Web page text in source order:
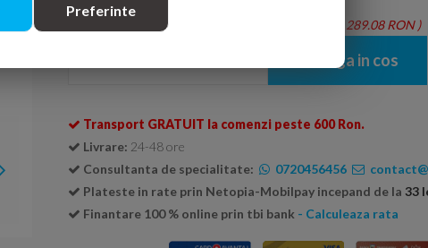
Se livreaza doar la cutie ( 1 cutie = 1.46 mp - Total: 289.08 RON )
Adauga in cos
Transport GRATUIT la comenzi peste 600 Ron.
Livrare: 24-48 ore
Consultanta de specialitate:
0720456456
Plateste in rate prin Netopia-Mobilpay incepand de la 33
Finantare 100 % online prin tbi bank - Calculeaza rata
Preferinte